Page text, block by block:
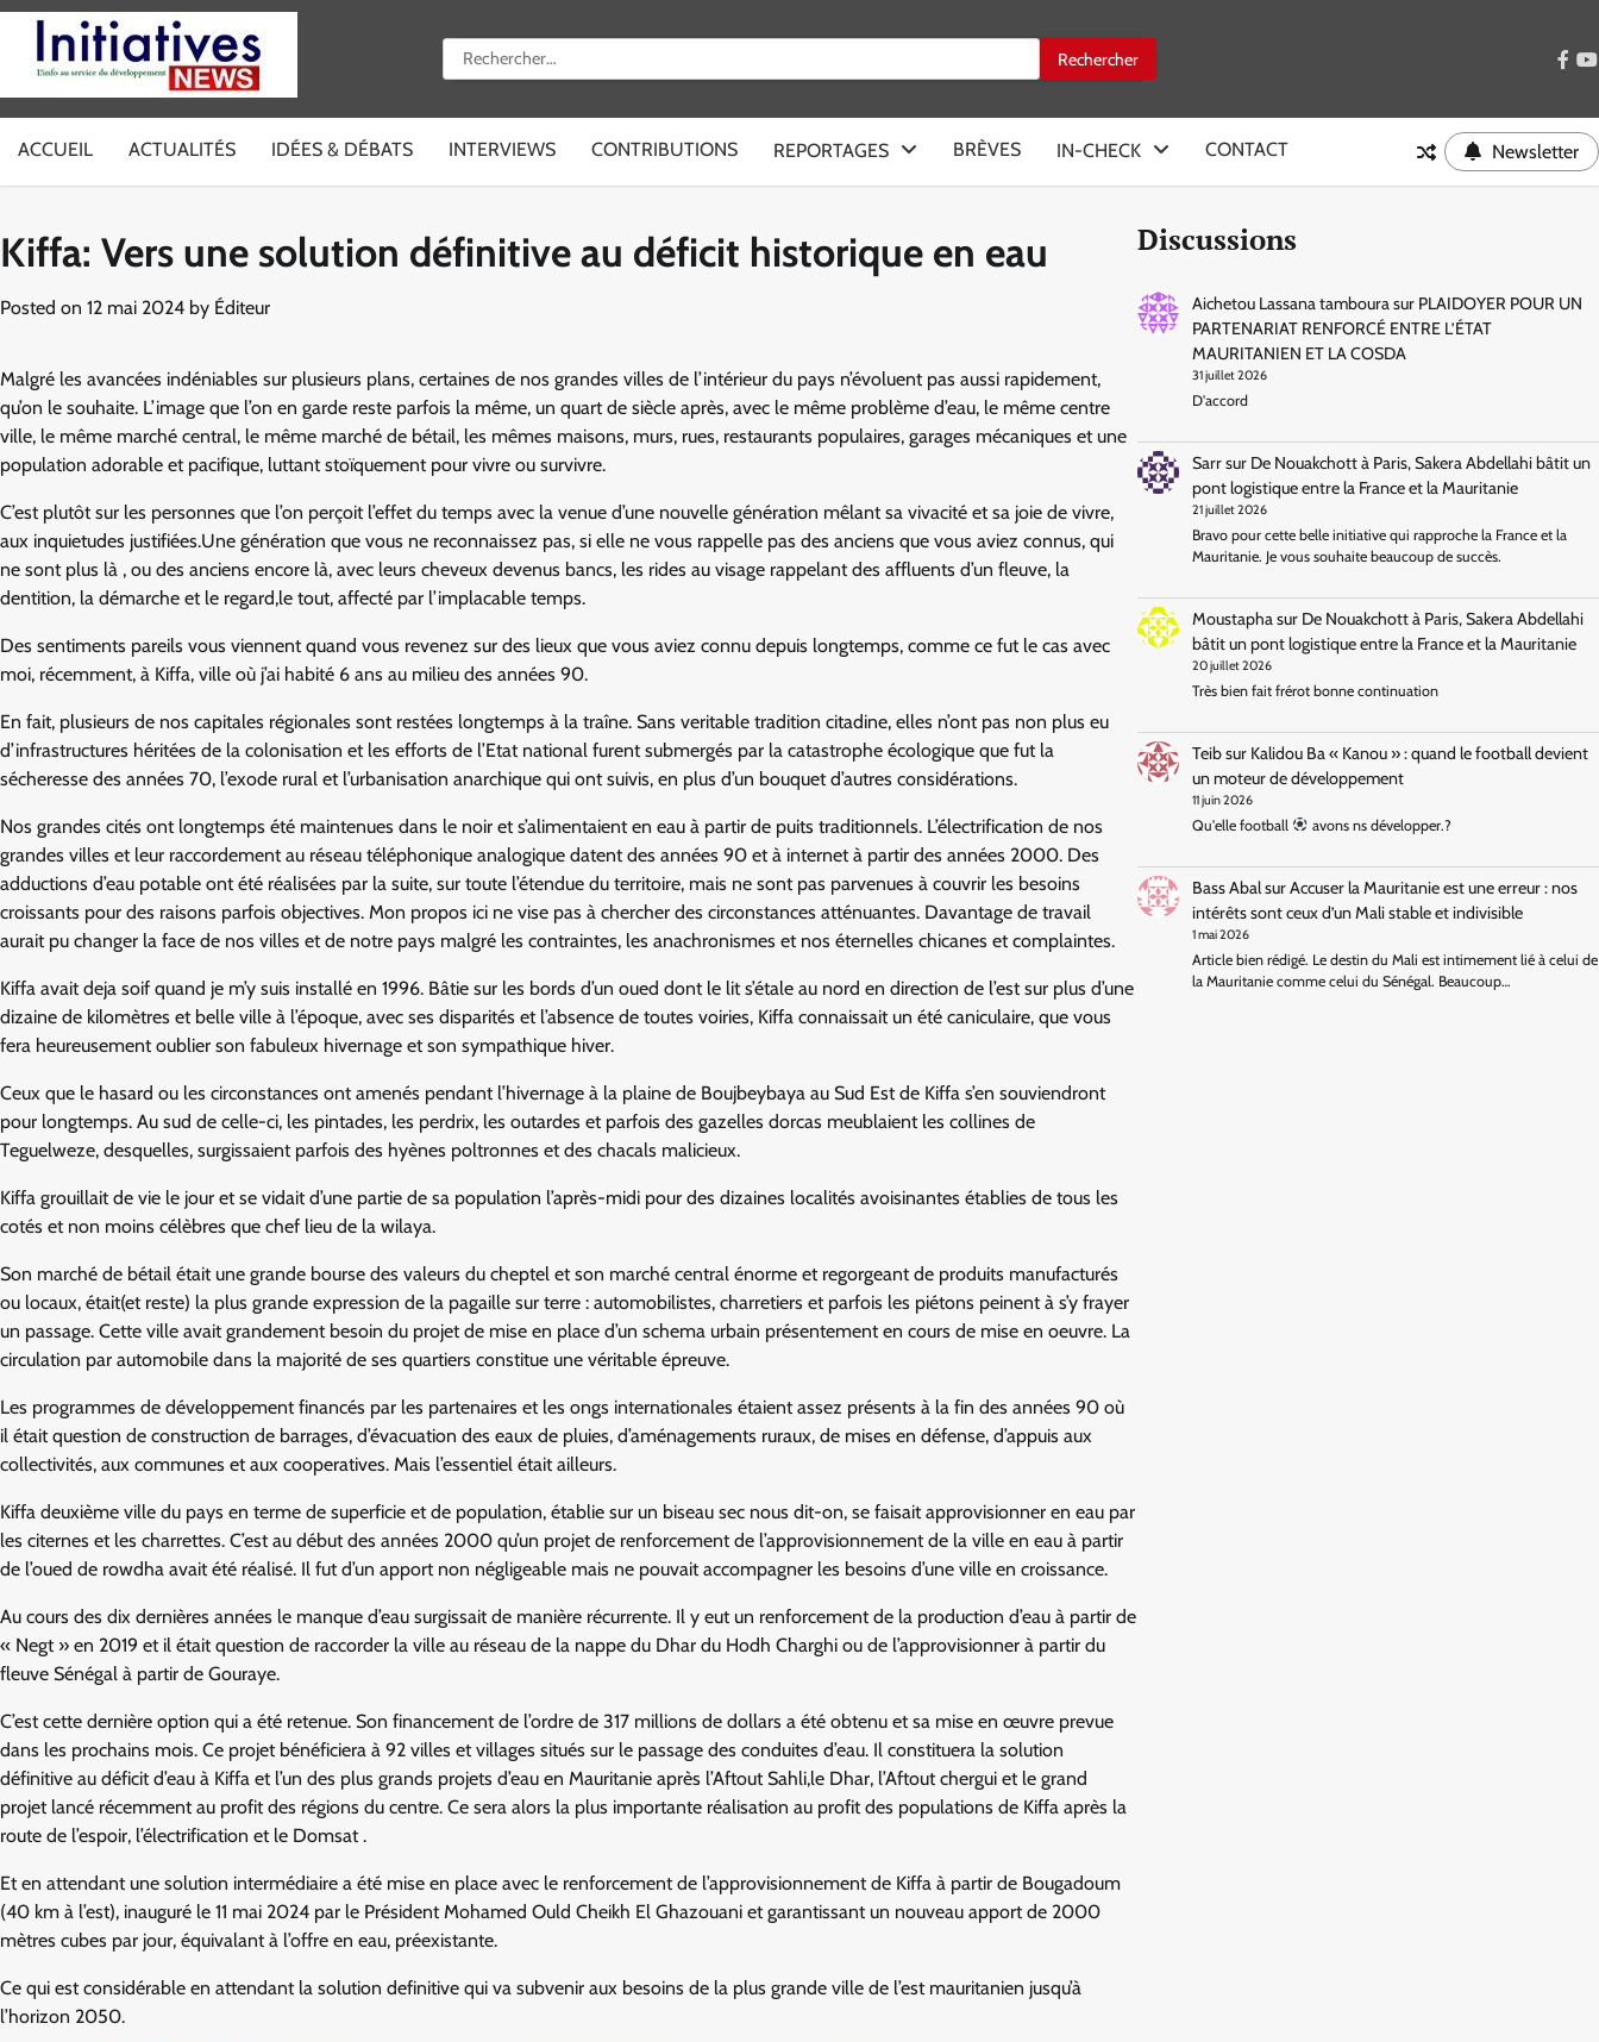
Skip
content
Rechercher :
ACCUEIL ACTUALITÉS IDÉES & DÉBATS INTERVIEWS CONTRIBUTIONS REPORTAGES BRÈVES IN-CHECK CONTACT Newsletter
Kiffa: Vers une solution définitive au déficit historique en eau
Posted on 12 mai 2024 by Éditeur
Malgré les avancées indéniables sur plusieurs plans, certaines de nos grandes villes de l’intérieur du pays n’évoluent pas aussi rapidement,
qu’on le souhaite. L’image que l’on en garde reste parfois la même, un quart de siècle après, avec le même problème d’eau, le même centre
ville, le même marché central, le même marché de bétail, les mêmes maisons, murs, rues, restaurants populaires, garages mécaniques et une
population adorable et pacifique, luttant stoïquement pour vivre ou survivre.
C’est plutôt sur les personnes que l’on perçoit l’effet du temps avec la venue d’une nouvelle génération mêlant sa vivacité et sa joie de vivre,
aux inquietudes justifiées.Une génération que vous ne reconnaissez pas, si elle ne vous rappelle pas des anciens que vous aviez connus, qui
ne sont plus là , ou des anciens encore là, avec leurs cheveux devenus bancs, les rides au visage rappelant des affluents d’un fleuve, la
dentition, la démarche et le regard,le tout, affecté par l’implacable temps.
Des sentiments pareils vous viennent quand vous revenez sur des lieux que vous aviez connu depuis longtemps, comme ce fut le cas avec
moi, récemment, à Kiffa, ville où j’ai habité 6 ans au milieu des années 90.
En fait, plusieurs de nos capitales régionales sont restées longtemps à la traîne. Sans veritable tradition citadine, elles n’ont pas non plus eu
d’infrastructures héritées de la colonisation et les efforts de l’Etat national furent submergés par la catastrophe écologique que fut la
sécheresse des années 70, l’exode rural et l’urbanisation anarchique qui ont suivis, en plus d’un bouquet d’autres considérations.
Nos grandes cités ont longtemps été maintenues dans le noir et s’alimentaient en eau à partir de puits traditionnels. L’électrification de nos
grandes villes et leur raccordement au réseau téléphonique analogique datent des années 90 et à internet à partir des années 2000. Des
adductions d’eau potable ont été réalisées par la suite, sur toute l’étendue du territoire, mais ne sont pas parvenues à couvrir les besoins
croissants pour des raisons parfois objectives. Mon propos ici ne vise pas à chercher des circonstances atténuantes. Davantage de travail
aurait pu changer la face de nos villes et de notre pays malgré les contraintes, les anachronismes et nos éternelles chicanes et complaintes.
Kiffa avait deja soif quand je m’y suis installé en 1996. Bâtie sur les bords d’un oued dont le lit s’étale au nord en direction de l’est sur plus d’une
dizaine de kilomètres et belle ville à l’époque, avec ses disparités et l’absence de toutes voiries, Kiffa connaissait un été caniculaire, que vous
fera heureusement oublier son fabuleux hivernage et son sympathique hiver.
Ceux que le hasard ou les circonstances ont amenés pendant l’hivernage à la plaine de Boujbeybaya au Sud Est de Kiffa s’en souviendront
pour longtemps. Au sud de celle-ci, les pintades, les perdrix, les outardes et parfois des gazelles dorcas meublaient les collines de
Teguelweze, desquelles, surgissaient parfois des hyènes poltronnes et des chacals malicieux.
Kiffa grouillait de vie le jour et se vidait d’une partie de sa population l’après-midi pour des dizaines localités avoisinantes établies de tous les
cotés et non moins célèbres que chef lieu de la wilaya.
Son marché de bétail était une grande bourse des valeurs du cheptel et son marché central énorme et regorgeant de produits manufacturés
ou locaux, était(et reste) la plus grande expression de la pagaille sur terre : automobilistes, charretiers et parfois les piétons peinent à s’y frayer
un passage. Cette ville avait grandement besoin du projet de mise en place d’un schema urbain présentement en cours de mise en oeuvre. La
circulation par automobile dans la majorité de ses quartiers constitue une véritable épreuve.
Les programmes de développement financés par les partenaires et les ongs internationales étaient assez présents à la fin des années 90 où
il était question de construction de barrages, d’évacuation des eaux de pluies, d’aménagements ruraux, de mises en défense, d’appuis aux
collectivités, aux communes et aux cooperatives. Mais l’essentiel était ailleurs.
Kiffa deuxième ville du pays en terme de superficie et de population, établie sur un biseau sec nous dit-on, se faisait approvisionner en eau par
les citernes et les charrettes. C’est au début des années 2000 qu’un projet de renforcement de l’approvisionnement de la ville en eau à partir
de l’oued de rowdha avait été réalisé. Il fut d’un apport non négligeable mais ne pouvait accompagner les besoins d’une ville en croissance.
Au cours des dix dernières années le manque d’eau surgissait de manière récurrente. Il y eut un renforcement de la production d’eau à partir de
« Negt » en 2019 et il était question de raccorder la ville au réseau de la nappe du Dhar du Hodh Charghi ou de l’approvisionner à partir du
fleuve Sénégal à partir de Gouraye.
C’est cette dernière option qui a été retenue. Son financement de l’ordre de 317 millions de dollars a été obtenu et sa mise en œuvre prevue
dans les prochains mois. Ce projet bénéficiera à 92 villes et villages situés sur le passage des conduites d’eau. Il constituera la solution
définitive au déficit d’eau à Kiffa et l’un des plus grands projets d’eau en Mauritanie après l’Aftout Sahli,le Dhar, l’Aftout chergui et le grand
projet lancé récemment au profit des régions du centre. Ce sera alors la plus importante réalisation au profit des populations de Kiffa après la
route de l’espoir, l’électrification et le Domsat .
Et en attendant une solution intermédiaire a été mise en place avec le renforcement de l’approvisionnement de Kiffa à partir de Bougadoum
(40 km à l’est), inauguré le 11 mai 2024 par le Président Mohamed Ould Cheikh El Ghazouani et garantissant un nouveau apport de 2000
mètres cubes par jour, équivalant à l’offre en eau, préexistante.
Ce qui est considérable en attendant la solution definitive qui va subvenir aux besoins de la plus grande ville de l’est mauritanien jusqu’à
l’horizon 2050.
Discussions
Aichetou Lassana tambourasur PLAIDOYER POUR UN
PARTENARIAT RENFORCÉ ENTRE L’ÉTAT
MAURITANIEN ET LA COSDA
31 juillet 2026
D'accord
Sarrsur De Nouakchott à Paris, Sakera Abdellahi bâtit un
pont logistique entre la France et la Mauritanie
21 juillet 2026
Bravo pour cette belle initiative qui rapproche la France et la
Mauritanie. Je vous souhaite beaucoup de succès.
Moustaphasur De Nouakchott à Paris, Sakera Abdellahi
bâtit un pont logistique entre la France et la Mauritanie
20 juillet 2026
Très bien fait frérot bonne continuation
Teibsur Kalidou Ba « Kanou » : quand le football devient
un moteur de développement
11 juin 2026
Qu'elle football avons ns développer.?
Bass AbalsurAccuser la Mauritanie est une erreur : nos
intérêts sont ceux d’un Mali stable et indivisible
1 mai 2026
Article bien rédigé. Le destin du Mali est intimement lié à celui de
la Mauritanie comme celui du Sénégal. Beaucoup…